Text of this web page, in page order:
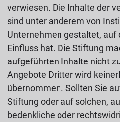
verwiesen. Die Inhalte der
sind unter anderem von
Unternehmen gestaltet, auf
Einfluss hat. Die Stiftung
aufgeführten Inhalte nicht
Angebote Dritter wird
übernommen. Sollten Sie
Stiftung oder auf solchen,
bedenkliche oder